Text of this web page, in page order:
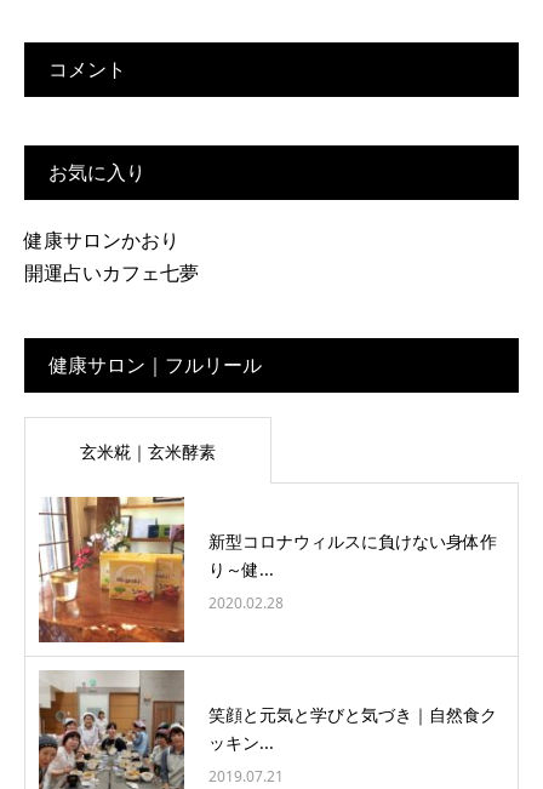
コメント
お気に入り
健康サロンかおり
開運占いカフェ七夢
健康サロン｜フルリール
玄米糀｜玄米酵素
新型コロナウィルスに負けない身体作
り～健...
2020.02.28
笑顔と元気と学びと気づき｜自然食ク
ッキン...
2019.07.21